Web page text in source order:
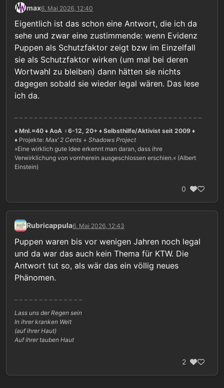
@Gast sagte in
Der Begriff „Störung" meint dabei
nicht, dass mit der Person etwas
„falsch" ist – sondern dass die
sexuelle Präferenz entweder mit
erheblichem Leidensdruck
verbunden ist oder mit dem Risiko,
Auch schon ein Widerspruch ist. Ich wage
zu behaupten, dass mit jemandem der
Schwierigkeiten hat, keinen anderen
Personen zu schaden, durchaus etwas
max6. Mai 2026, 12:40
Eigentlich ist das schon eine Antwort, die ich da
sehe und zwar eine zustimmende: wenn Evidenz
Puppen als Schutzfaktor zeigt bzw im Einzelfall
sie als Schutzfaktor wirken (um mal bei deren
Wortwahl zu bleiben) dann hätten sie nichts
dagegen sobald sie wieder legal wären. Das lese
ich da.
♦ Mnl.≈40 ♦ AoA ♀6-12, 20+ ♦ Selbsthilfe/Aktivist seit 2009 ♦
♦ Projekte: Max’ 2 Cents + Shadows Project
»Eine wirklich gute Idee erkennt man daran, dass ihre
Verwirklichung von vornherein ausgeschlossen erschien.« (Albert
Einstein)
0
Rubricappula6. Mai 2026, 12:43
Puppen waren bis vor wenigen Jahren noch legal
und da war das auch kein Thema für KTW. Die
Antwort tut so, als wär das ein völlig neues
Phänomen.
Lass uns der Regen sein
In ihrer kranken Welt
(auf ihrer Haut)
Auf ihrer tauben Haut
2